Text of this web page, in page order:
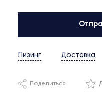
Лизинг Доставка
Поделиться